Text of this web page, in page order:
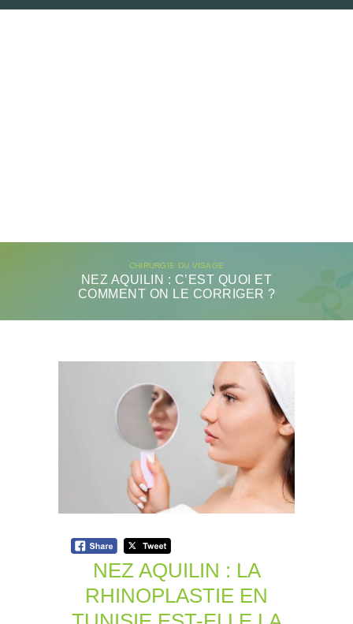
CHIRURGIE DU VISAGE
NEZ AQUILIN : C’EST QUOI ET
COMMENT ON LE CORRIGER ?
NEZ AQUILIN : LA
RHINOPLASTIE EN